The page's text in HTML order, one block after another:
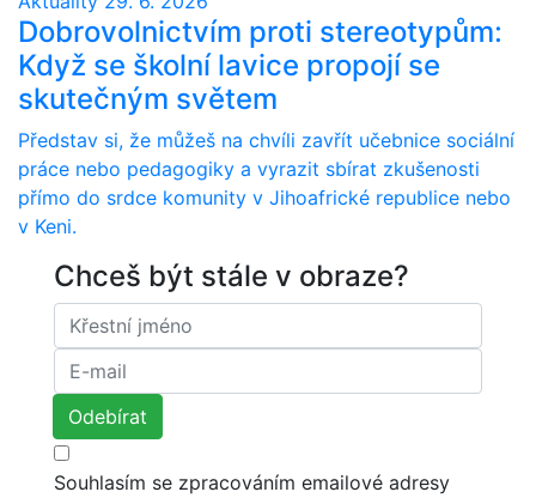
Dobrovolnictvím proti stereotypům:
Když se školní lavice propojí se
skutečným světem
Představ si, že můžeš na chvíli zavřít učebnice sociální
práce nebo pedagogiky a vyrazit sbírat zkušenosti
přímo do srdce komunity v Jihoafrické republice nebo
v Keni.
Chceš být stále v obraze?
Souhlasím se zpracováním emailové adresy